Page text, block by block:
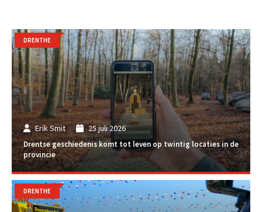
Erik Smit 25 juli 2026
Drentse geschiedenis komt tot leven op twintig locaties in de
provincie
DRENTHE
DRENTHE